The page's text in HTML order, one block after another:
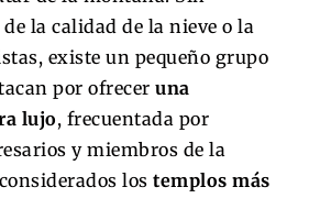
la calidad de la nieve o la
existe un pequeño grupo
por ofrecer una
lujo, frecuentada por
y miembros de la
los templos más